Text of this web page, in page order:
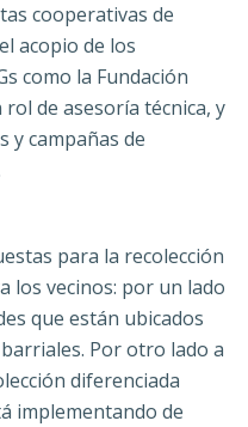
cooperativas de
acopio de los
como la Fundación
de asesoría técnica, y
y campañas de
para la recolección
los vecinos: por un lado
que están ubicados
Por otro lado a
diferenciada
implementando de